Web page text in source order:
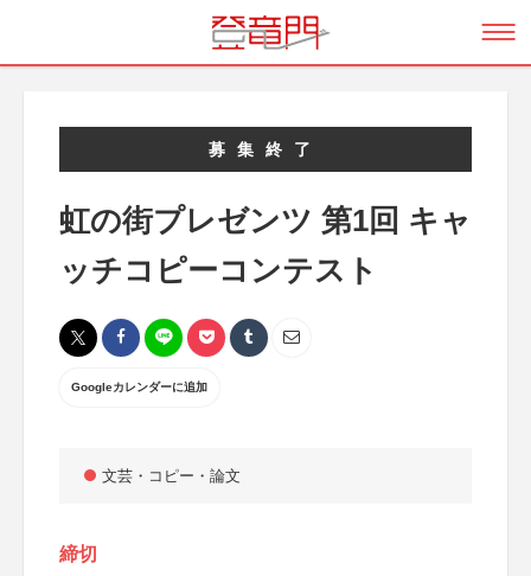
募集終了
虹の街プレゼンツ 第1回 キャ
ッチコピーコンテスト
Googleカレンダーに追加
文芸・コピー・論文
締切